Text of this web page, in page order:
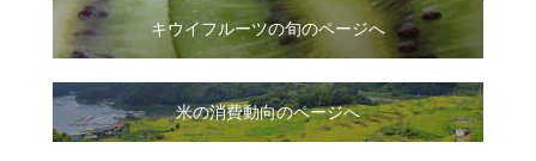
キウイフルーツの旬のページへ
米の消費動向のページへ